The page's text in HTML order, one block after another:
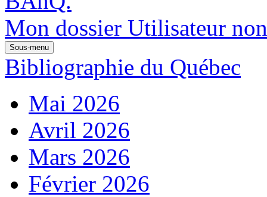
Mon dossier Utilisateur
Sous-menu
Bibliographie du Québec
Mai 2026
Avril 2026
Mars 2026
Février 2026